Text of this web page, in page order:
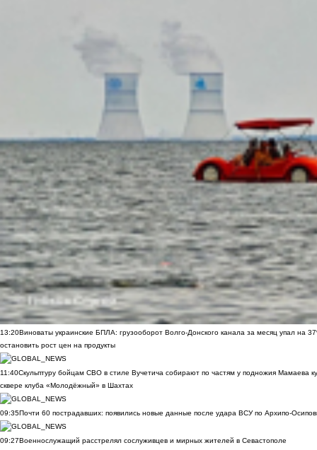
13:20Виноваты украинские БПЛА: грузооборот Волго-Донского канала за месяц упал на
остановить рост цен на продукты
11:40Скульптуру бойцам СВО в стиле Вучетича собирают по частям у подножия Мамаева
сквере клуба «Молодёжный» в Шахтах
09:35Почти 60 пострадавших: появились новые данные после удара ВСУ по Архипо-
09:27Военнослужащий расстрелял сослуживцев и мирных жителей в Севастополе